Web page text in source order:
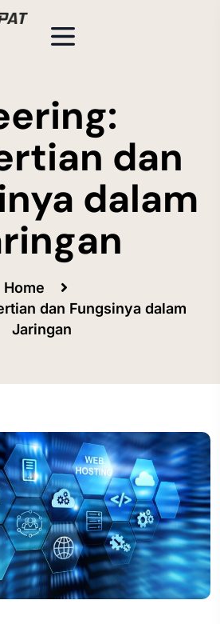
dan
dalam
Home
dan Fungsinya dalam
Jaringan